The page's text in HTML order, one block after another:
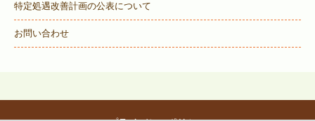
特定処遇改善計画の公表について
お問い合わせ